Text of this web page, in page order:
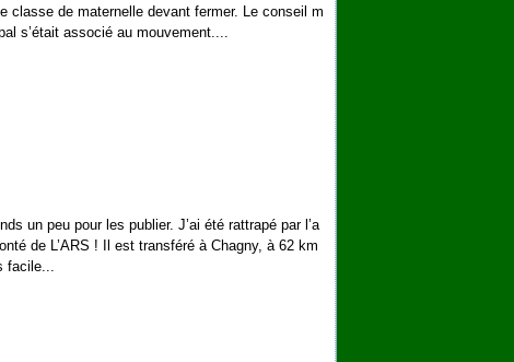
classe de maternelle devant fermer. Le conseil m
s’était associé au mouvement....
un peu pour les publier. J’ai été rattrapé par l’a
de L’ARS ! Il est transféré à Chagny, à 62 km
facile...